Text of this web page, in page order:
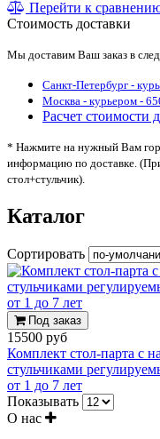
Перейти к
Стоимость доставки
Мы доставим Ваш заказ в
Санкт-Петербург -
Москва - курьером -
Расчет стоимости
* Нажмите на нужный Вам
информацию по доставке.
стол+стульчик).
Каталог
Сортировать
Под заказ
15500 руб
Комплект стол-парта с
стульчиками
от 1 до 7 лет
Показывать
О нас